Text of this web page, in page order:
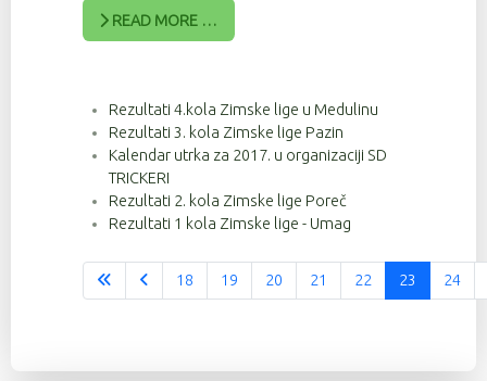
READ MORE …
Rezultati 4.kola Zimske lige u Medulinu
Rezultati 3. kola Zimske lige Pazin
Kalendar utrka za 2017. u organizaciji SD
TRICKERI
Rezultati 2. kola Zimske lige Poreč
Rezultati 1 kola Zimske lige - Umag
Stranica 23 od 37
18 19 20 21 22 23 24